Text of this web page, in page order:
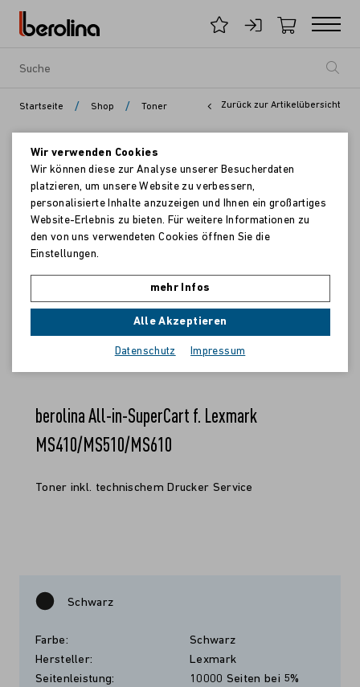
Startseite / Shop / Toner Zurück zur Artikelübersicht
berolina All-in-SuperCart f. Lexmark
MS410/MS510/MS610
Toner inkl. technischem Drucker Service
Schwarz
Farbe:
Schwarz
Hersteller:
Lexmark
Seitenleistung:
10000 Seiten bei 5%
Wir verwenden Cookies
Wir können diese zur Analyse unserer Besucherdaten
platzieren, um unsere Website zu verbessern,
personalisierte Inhalte anzuzeigen und Ihnen ein großartiges
Website-Erlebnis zu bieten. Für weitere Informationen zu
den von uns verwendeten Cookies öffnen Sie die
Einstellungen.
mehr Infos
Alle Akzeptieren
Datenschutz Impressum